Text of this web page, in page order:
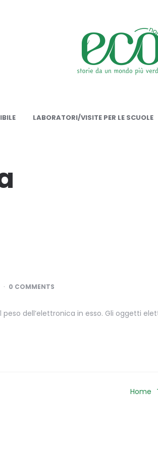
LABORATORI/VISITE PER LE SCUOLE
0 COMMENTS
peso dell’elettronica in esso. Gli oggetti
Home